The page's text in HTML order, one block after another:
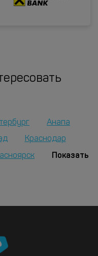
Анапа
Краснодар
Показать